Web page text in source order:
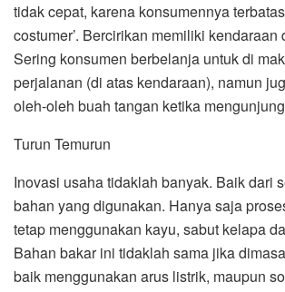
tidak cepat, karena konsumennya
costumer’. Bercirikan memiliki kendaraan
Sering konsumen berbelanja untuk di
perjalanan (di atas kendaraan), namun
oleh-oleh buah tangan ketika
Turun Temurun
Inovasi usaha tidaklah banyak. Baik dari
bahan yang digunakan. Hanya saja
tetap menggunakan kayu, sabut kelapa
Bahan bakar ini tidaklah sama jika
baik menggunakan arus listrik, maupun